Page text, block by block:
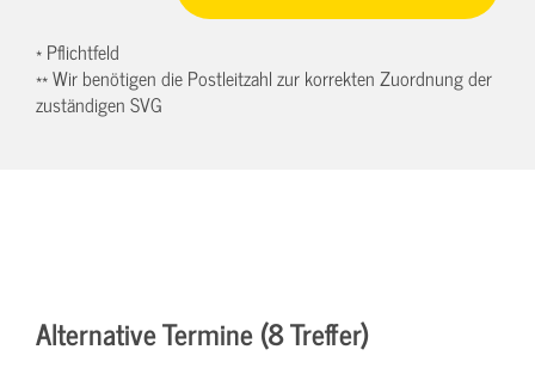
* Pflichtfeld
** Wir benötigen die Postleitzahl zur korrekten Zuordnung der
zuständigen SVG
Alternative Termine (8 Treffer)